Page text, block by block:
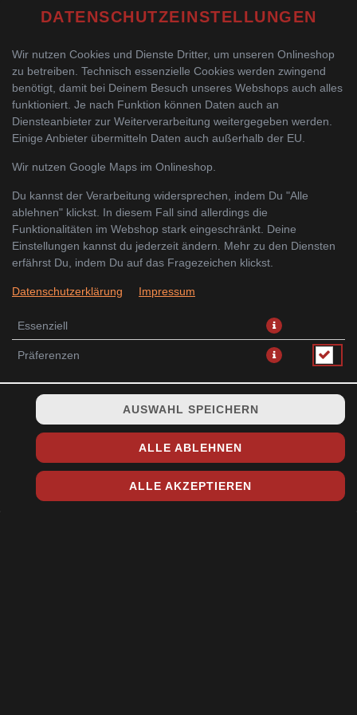
TOSHI ROLL
Garnelen, Mango, Gurke bedeckt von hauchdünnen Avocado
Streifen und hauseigener Sauce (8 Stück)
12,90 € *
DATENSCHUTZEINSTELLUNGEN
Wir nutzen Cookies und Dienste Dritter, um unseren Onlineshop
zu betreiben. Technisch essenzielle Cookies werden zwingend
benötigt, damit bei Deinem Besuch unseres Webshops auch alles
funktioniert. Je nach Funktion können Daten auch an
Diensteanbieter zur Weiterverarbeitung weitergegeben werden.
Einige Anbieter übermitteln Daten auch außerhalb der EU.
Wir nutzen Google Maps im Onlineshop.
Du kannst der Verarbeitung widersprechen, indem Du "Alle
ablehnen" klickst. In diesem Fall sind allerdings die
Funktionalitäten im Webshop stark eingeschränkt. Deine
Einstellungen kannst du jederzeit ändern. Mehr zu den Diensten
erfährst Du, indem Du auf das Fragezeichen klickst.
Datenschutzerklärung Impressum
Essenziell
Präferenzen
AUSWAHL SPEICHERN
ALLE ABLEHNEN
ALLE AKZEPTIEREN